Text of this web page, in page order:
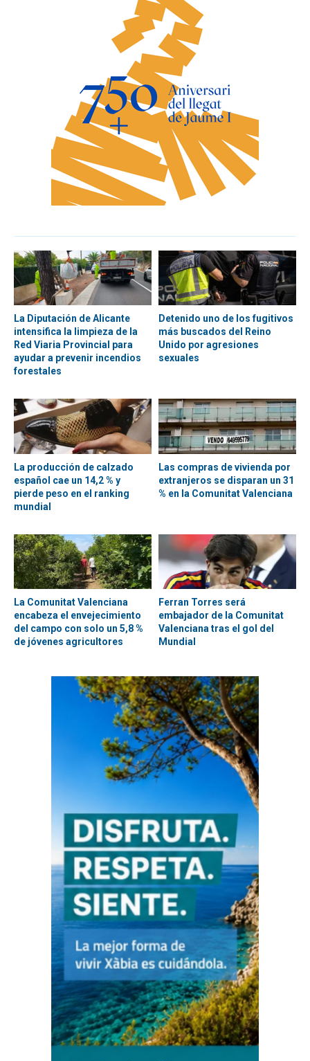
La Diputación de Alicante
intensifica la limpieza de la
Red Viaria Provincial para
ayudar a prevenir incendios
forestales
Detenido uno de los fugitivos
más buscados del Reino
Unido por agresiones
sexuales
La producción de calzado
español cae un 14,2 % y
pierde peso en el ranking
mundial
Las compras de vivienda por
extranjeros se disparan un 31
% en la Comunitat Valenciana
La Comunitat Valenciana
encabeza el envejecimiento
del campo con solo un 5,8 %
de jóvenes agricultores
Ferran Torres será
embajador de la Comunitat
Valenciana tras el gol del
Mundial